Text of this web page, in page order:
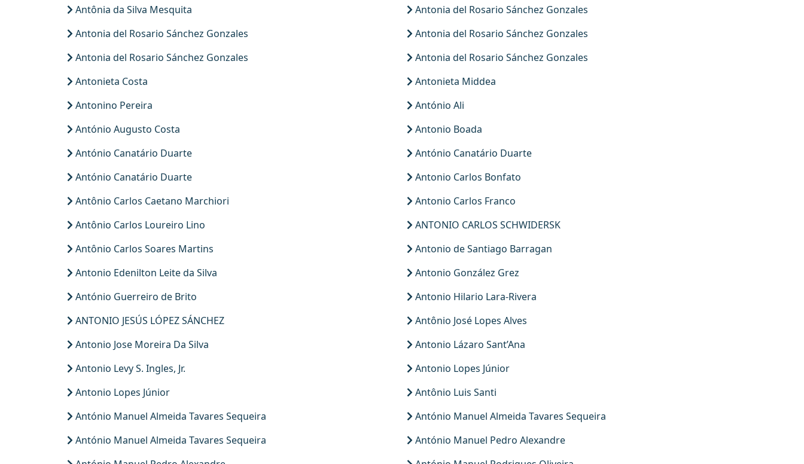
Antônia da Silva Mesquita
Antonia del Rosario Sánchez Gonzales
Antonia del Rosario Sánchez Gonzales
Antonia del Rosario Sánchez Gonzales
Antonia del Rosario Sánchez Gonzales
Antonia del Rosario Sánchez Gonzales
Antonieta Costa
Antonieta Middea
Antonino Pereira
António Ali
António Augusto Costa
Antonio Boada
António Canatário Duarte
António Canatário Duarte
António Canatário Duarte
Antonio Carlos Bonfato
Antônio Carlos Caetano Marchiori
Antonio Carlos Franco
Antônio Carlos Loureiro Lino
ANTONIO CARLOS SCHWIDERSK
Antônio Carlos Soares Martins
Antonio de Santiago Barragan
Antonio Edenilton Leite da Silva
Antonio González Grez
António Guerreiro de Brito
Antonio Hilario Lara-Rivera
ANTONIO JESÚS LÓPEZ SÁNCHEZ
Antônio José Lopes Alves
Antonio Jose Moreira Da Silva
Antonio Lázaro Sant’Ana
Antonio Levy S. Ingles, Jr.
Antonio Lopes Júnior
Antonio Lopes Júnior
Antônio Luis Santi
António Manuel Almeida Tavares Sequeira
António Manuel Almeida Tavares Sequeira
António Manuel Almeida Tavares Sequeira
António Manuel Pedro Alexandre